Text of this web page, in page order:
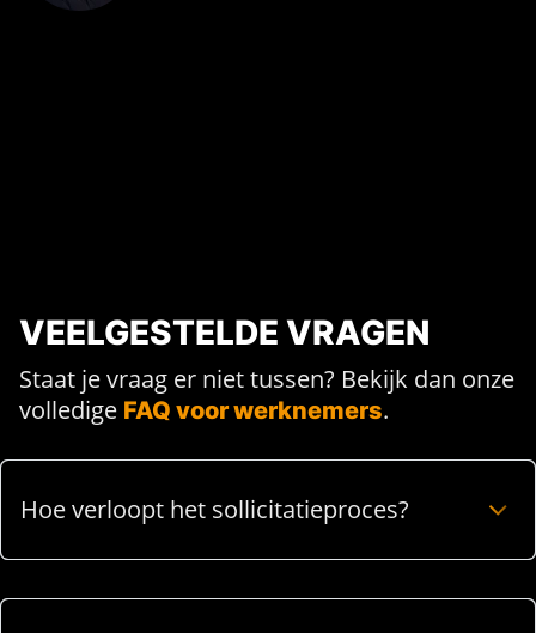
VEELGESTELDE VRAGEN
Staat je vraag er niet tussen? Bekijk dan onze
volledige FAQ voor werknemers.
Hoe verloopt het sollicitatieproces?